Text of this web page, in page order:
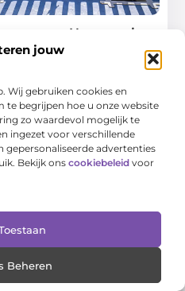
jouw
Wij gebruiken cookies en
te begrijpen hoe u onze website
zo waardevol mogelijk te
ingezet voor verschillende
gepersonaliseerde advertenties
Bekijk ons cookiebeleid voor
Beheren
Hoe zorg je
veilig dak?
een grote invloed hebben